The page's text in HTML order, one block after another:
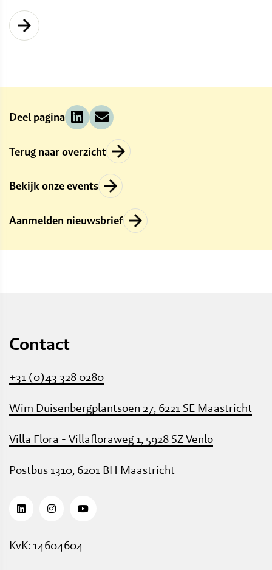
Deel pagina
Terug naar overzicht→
Bekijk onze events→
Aanmelden nieuwsbrief→
Contact
+31 (0)43 328 0280
Wim Duisenbergplantsoen 27, 6221 SE Maastricht
Villa Flora - Villafloraweg 1, 5928 SZ Venlo
Postbus 1310, 6201 BH Maastricht
KvK: 14604604